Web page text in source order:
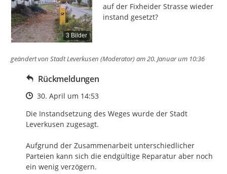
3 Bilder
auf der Fixheider Strasse wieder
instand gesetzt?
geändert von Stadt Leverkusen (Moderator)am 20. Januar um 10:36
Rückmeldungen
Zeitpunkt des Erstellens
30. April um 14:53
Die Instandsetzung des Weges wurde der Stadt
Leverkusen zugesagt.
Aufgrund der Zusammenarbeit unterschiedlicher
Parteien kann sich die endgültige Reparatur aber noch
ein wenig verzögern.